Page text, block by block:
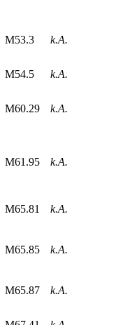
M53.3 k.A.
M54.5
k.A.
M60.29 k.A.
M61.95 k.A.
M65.81 k.A.
M65.85 k.A.
M65.87 k.A.